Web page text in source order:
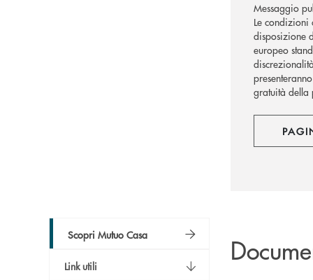
Scopri Mutuo Casa
Link utili
Messaggio
Le
disposizione
europeo
gratuità della